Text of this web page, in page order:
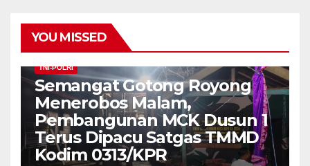
YOU MISSED
TNI-POLRI
Semangat Gotong Royong
Menerobos Malam,
Pembangunan MCK Dusun 1
Terus Dipacu Satgas TMMD
Kodim 0313/KPR